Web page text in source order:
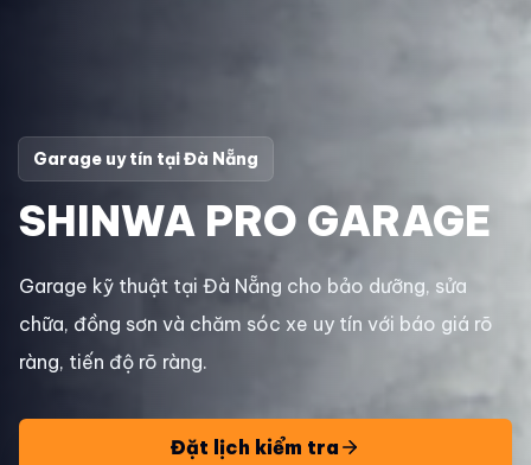
Garage uy tín tại Đà Nẵng
SHINWA PRO GARAGE
Garage kỹ thuật tại Đà Nẵng cho bảo dưỡng, sửa
chữa, đồng sơn và chăm sóc xe uy tín với báo giá rõ
ràng, tiến độ rõ ràng.
Đặt lịch kiểm tra